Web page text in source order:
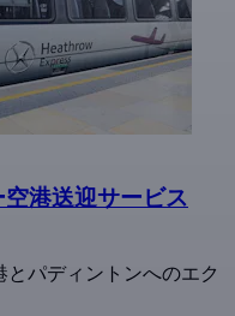
港送迎サービス
とパディントンへのエク